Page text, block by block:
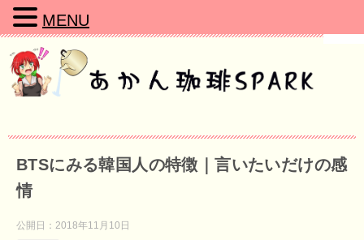
BTSにみる韓国人の特徴｜言いたいだけの感
情
公開日： 2018年11月10日
MENU